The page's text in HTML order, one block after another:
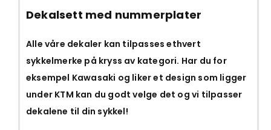
Dekalsett med nummerplater
Alle våre dekaler kan tilpasses ethvert
sykkelmerke på kryss av kategori. Har du for
eksempel Kawasaki og liker et design som ligger
under KTM kan du godt velge det og vi tilpasser
dekalene til din sykkel!